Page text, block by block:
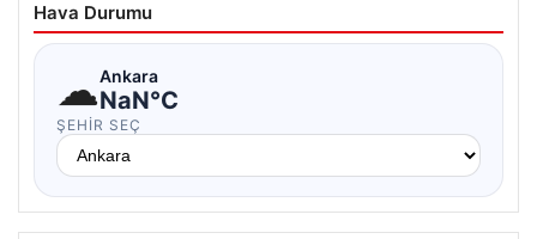
Hava Durumu
☁Ankara
NaN°C
ŞEHIR SEÇ